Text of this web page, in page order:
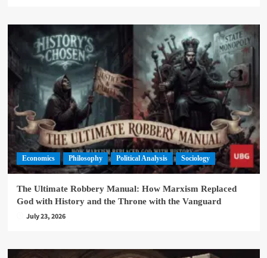
Economics Philosophy Political Analysis Sociology
The Ultimate Robbery Manual: How Marxism Replaced
God with History and the Throne with the Vanguard
July 23, 2026